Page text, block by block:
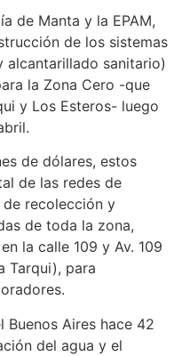
de Manta y la EPAM,
de los sistemas
alcantarillado sanitario)
la Zona Cero -que
y Los Esteros- luego
de dólares, estos
de las redes de
recolección y
de toda la zona,
la calle 109 y Av. 109
Tarqui), para
Buenos Aires hace 42
del agua y el